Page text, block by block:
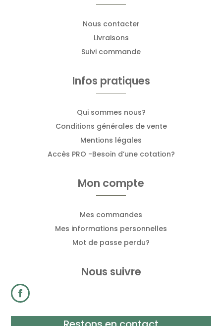
Nous contacter
Livraisons
Suivi commande
Infos pratiques
Qui sommes nous?
Conditions générales de vente
Mentions légales
Accès PRO -Besoin d’une cotation?
Mon compte
Mes commandes
Mes informations personnelles
Mot de passe perdu?
Nous suivre